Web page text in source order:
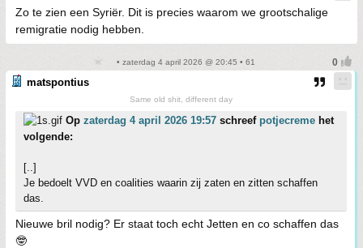
Zo te zien een Syriër. Dit is precies waarom we grootschalige
remigratie nodig hebben.
• zaterdag 4 april 2026 @ 20:45 • 61
matspontius
Same old shit, different day
Op zaterdag 4 april 2026 19:57 schreef potjecreme het
volgende:
[..]
Je bedoelt VVD en coalities waarin zij zaten en zitten schaffen
das.
Nieuwe bril nodig? Er staat toch echt Jetten en co schaffen das
🤓